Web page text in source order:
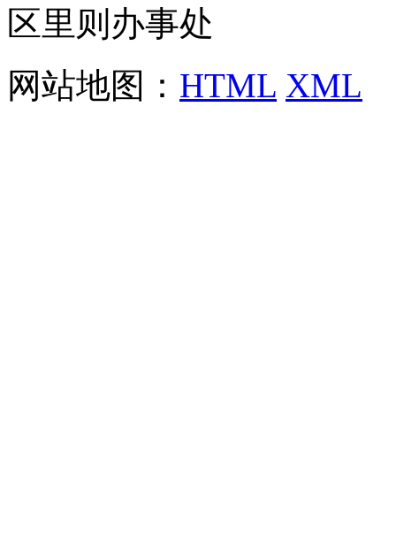
区里则办事处
网站地图： HTML XML